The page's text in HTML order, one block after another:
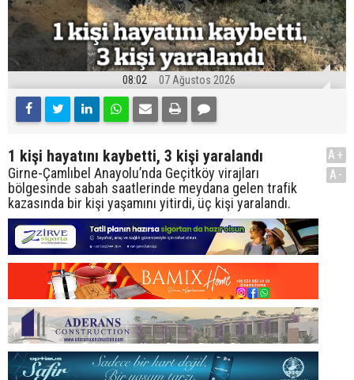
08:02 07 Ağustos 2026
1 kişi hayatını kaybetti, 3 kişi yaralandı
Girne-Çamlıbel Anayolu’nda Geçitköy virajları
bölgesinde sabah saatlerinde meydana gelen trafik
kazasında bir kişi yaşamını yitirdi, üç kişi yaralandı.
A+
A-